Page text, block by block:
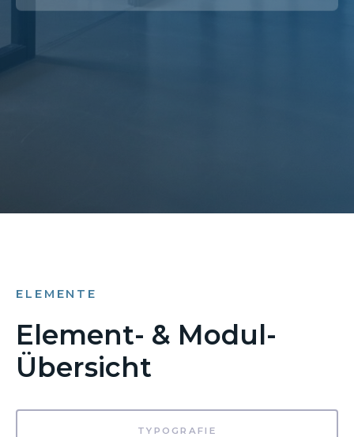
ELEMENTE
Element- & Modul-
Übersicht
TYPOGRAFIE